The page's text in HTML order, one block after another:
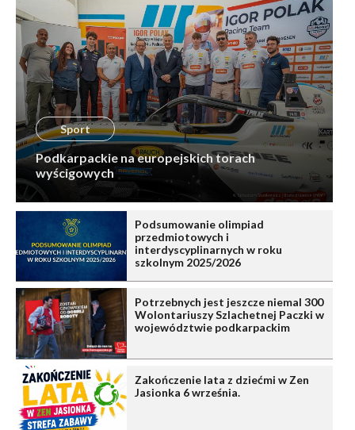
Sport
Podkarpackie na europejskich torach
wyścigowych
Podsumowanie olimpiad
przedmiotowych i
interdyscyplinarnych w roku
szkolnym 2025/2026
Potrzebnych jest jeszcze niemal 300
Wolontariuszy Szlachetnej Paczki w
województwie podkarpackim
Zakończenie lata z dziećmi w Zen
Jasionka 6 września.